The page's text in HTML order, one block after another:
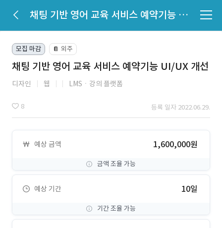
채팅 기반 영어 교육 서비스 예약기능 UI/UX 개선
모집 마감 📔 외주
채팅 기반 영어 교육 서비스 예약기능 UI/UX 개선
디자인 웹 LMSㆍ강의 플랫폼
8 등록 일자 2022.06.29.
예상 금액 1,600,000원
금액 조율 가능
예상 기간 10일
기간 조율 가능